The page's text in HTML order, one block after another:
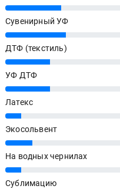
25%
Сувенирный УФ
27%
ДТФ (текстиль)
20%
УФ ДТФ
20%
Латекс
7%
Экосольвент
12%
На водных чернилах
7%
Сублимацию